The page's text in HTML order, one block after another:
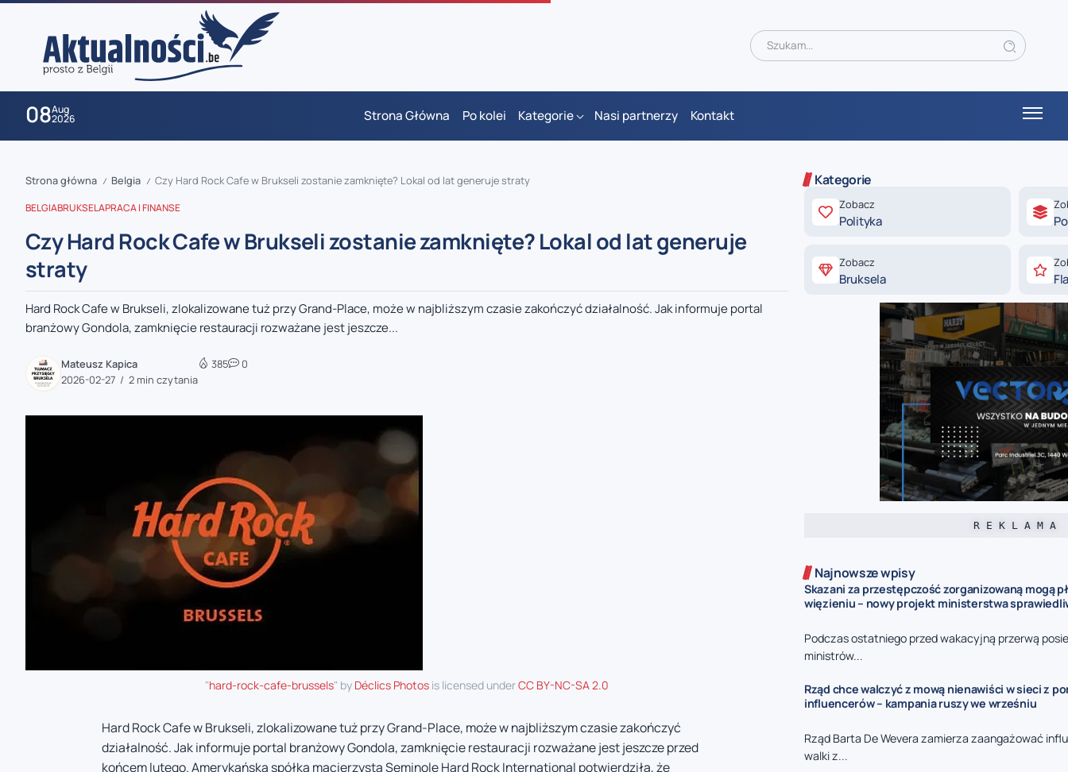
08Aug
2026 Strona Główna Po kolei Kategorie Nasi partnerzy Kontakt
zaobserwuj nas
zaobserwuj nas
zaobserwuj nas
Strona główna / Belgia / Czy Hard Rock Cafe w Brukseli zostanie zamknięte? Lokal od lat generuje straty
BELGIABRUKSELAPRACA I FINANSE
Czy Hard Rock Cafe w Brukseli zostanie zamknięte? Lokal od lat generuje
straty
Hard Rock Cafe w Brukseli, zlokalizowane tuż przy Grand-Place, może w najbliższym czasie zakończyć działalność. Jak informuje portal
branżowy Gondola, zamknięcie restauracji rozważane jest jeszcze...
Mateusz Kapica
2026-02-27
2 min czytania
385 0
"hard-rock-cafe-brussels" by Déclics Photos is licensed underCC BY-NC-SA 2.0
Hard Rock Cafe w Brukseli, zlokalizowane tuż przy Grand-Place, może w najbliższym czasie zakończyć
działalność. Jak informuje portal branżowy Gondola, zamknięcie restauracji rozważane jest jeszcze przed
końcem lutego. Amerykańska spółka macierzysta Seminole Hard Rock International potwierdziła, że
Kategorie
Zobacz
Polityka
Zobacz
Bruksela
R E K L A M A
Najnowsze wpisy
Skazani za przestępczość zorganizowaną mogą
więzieniu – nowy projekt ministerstwa
Podczas ostatniego przed wakacyjną przerwą
ministrów...
Rząd chce walczyć z mową nienawiści w sieci z
influencerów – kampania ruszy we wrześniu
Rząd Barta De Wevera zamierza zaangażować
walki z...